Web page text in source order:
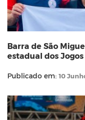
Barra de São
estadual dos
Publicado em: 10